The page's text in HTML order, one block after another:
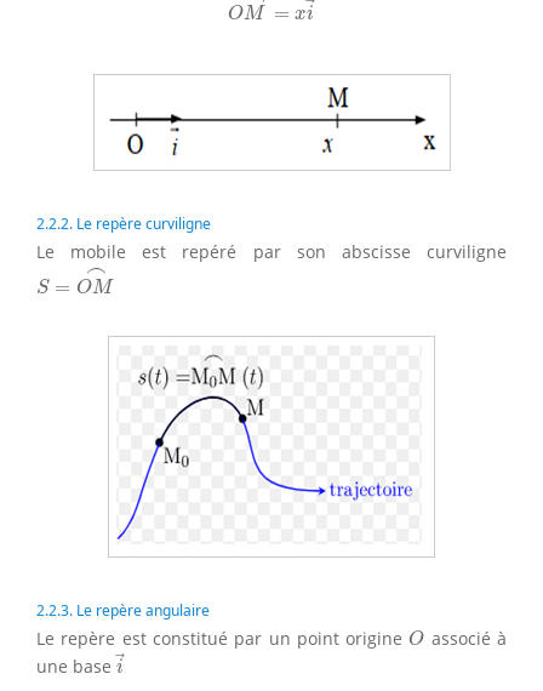
OM = xi
2.2.2. Le repère curviligne
Le mobile est repéré par son abscisse curviligne
S =
⌢
OM
S= OM⌢
2.2.3. Le repère angulaire
Le repère est constitué par un point origine O
O associé à
une base i
i→